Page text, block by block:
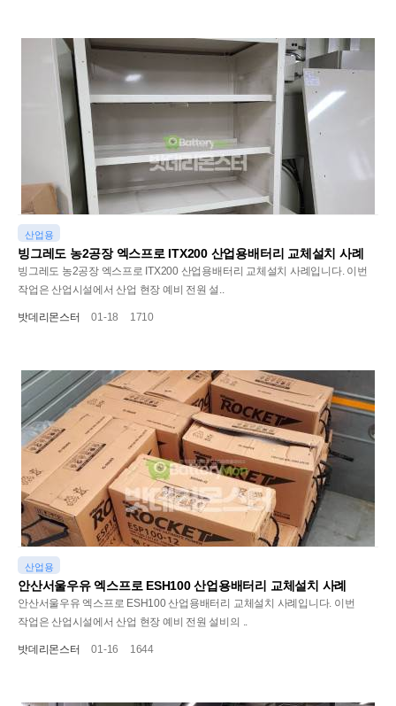
산업용
빙그레도 농2공장 엑스프로 ITX200 산업용배터리 교체설치 사례
빙그레도 농2공장 엑스프로 ITX200 산업용배터리 교체설치 사례입니다. 이번
작업은 산업시설에서 산업 현장 예비 전원 설..
밧데리몬스터 01-18 1710
산업용
안산서울우유 엑스프로 ESH100 산업용배터리 교체설치 사례
안산서울우유 엑스프로 ESH100 산업용배터리 교체설치 사례입니다. 이번
작업은 산업시설에서 산업 현장 예비 전원 설비의 ..
밧데리몬스터 01-16 1644